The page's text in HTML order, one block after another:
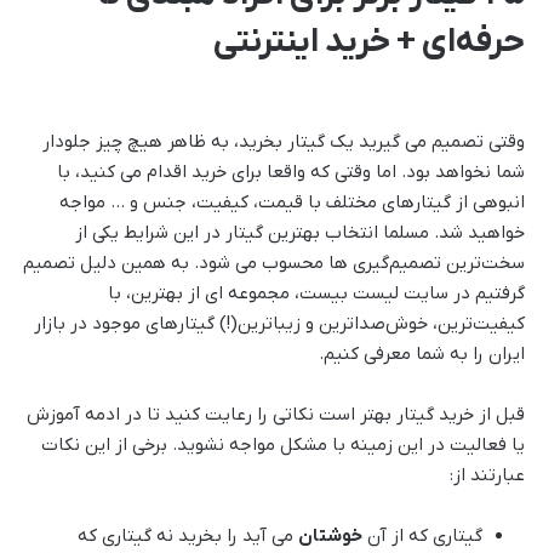
حرفه‌ای + خرید اینترنتی
وقتی تصمیم می گیرید یک گیتار بخرید، به ظاهر هیچ چیز جلودار
شما نخواهد بود. اما وقتی که واقعا برای خرید اقدام می کنید، با
انبوهی از گیتارهای مختلف با قیمت، کیفیت، جنس و … مواجه
خواهید شد. مسلما انتخاب بهترین گیتار در این شرایط یکی از
سخت‌ترین تصمیم‌گیری ها محسوب می شود. به همین دلیل تصمیم
گرفتیم در سایت لیست بیست، مجموعه ای از بهترین، با
کیفیت‌ترین، خوش‌صدا‌ترین و زیباترین(!) گیتارهای موجود در بازار
ایران را به شما معرفی کنیم.
قبل از خرید گیتار بهتر است نکاتی را رعایت کنید تا در ادمه آموزش
یا فعالیت در این زمینه با مشکل مواجه نشوید. برخی از این نکات
عبارتند از:
گیتاری که از آن خوشتان می آید را بخرید نه گیتاری که